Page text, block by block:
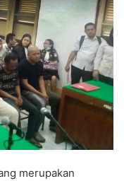
merupakan